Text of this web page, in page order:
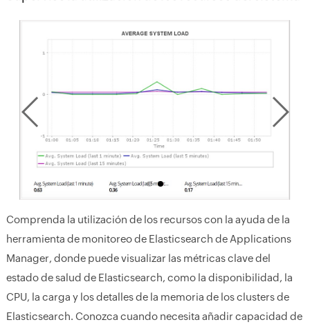
Comprenda la utilización de los recursos con la ayuda de la
herramienta de monitoreo de Elasticsearch de Applications
Manager, donde puede visualizar las métricas clave del
estado de salud de Elasticsearch, como la disponibilidad, la
CPU, la carga y los detalles de la memoria de los clusters de
Elasticsearch. Conozca cuando necesita añadir capacidad de